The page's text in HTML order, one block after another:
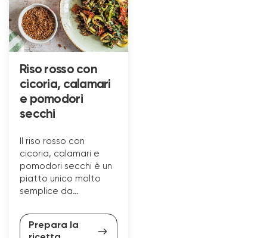
Riso rosso con
cicoria, calamari
e pomodori
secchi
Il riso rosso con
cicoria, calamari e
pomodori secchi è un
piatto unico molto
semplice da
come realizzarlo con
la nostra ricetta.
Prepara la